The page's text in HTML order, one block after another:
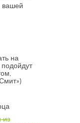
вашей
на
подойдут
из